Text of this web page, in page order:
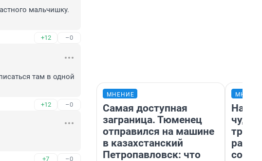
мальчишку.
+12 –0
там в одной
+12 –0
+7 –0
МНЕНИЕ
Самая доступная
заграница. Тюменец
отправился на машине
в казахстанский
Петропавловск: что